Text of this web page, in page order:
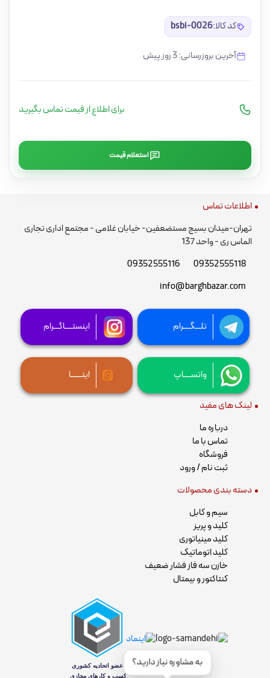
کد کالا:bsbi-0026
آخرین بروزرسانی: 3 روز پیش
برای اطلاع از قیمت تماس بگیرید
استعلام قیمت
اطلاعات تماس
تهران-میدان بسیج مستضعفین- خیابان غلامی - مجتمع اداری تجاری
الماس ری - واحد 137
09352555118
09352555116
info@barghbazar.com
تلـــگــــرام اینستــــاگـــرام
واتســــاپ ایتــــــا
لینک های مفید
درباره ما
تماس با ما
فروشگاه
ثبت نام / ورود
دسته بندی محصولات
سیم و کابل
کلید و پریز
کلید مینیاتوری
کلید اتوماتیک
خازن سه فاز فشار ضعیف
کنتاکتور و بیمتال
به مشاوره نیاز دارید؟